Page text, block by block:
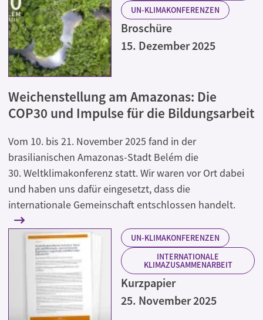
UN-KLIMAKONFERENZEN
Broschüre
15. Dezember 2025
Weichenstellung am Amazonas: Die
COP30 und Impulse für die Bildungsarbeit
Vom 10. bis 21. November 2025 fand in der
brasilianischen Amazonas-Stadt Belém die
30. Weltklimakonferenz statt. Wir waren vor Ort dabei
und haben uns dafür eingesetzt, dass die
internationale Gemeinschaft entschlossen handelt.
UN-KLIMAKONFERENZEN
INTERNATIONALE
KLIMAZUSAMMENARBEIT
Kurzpapier
25. November 2025